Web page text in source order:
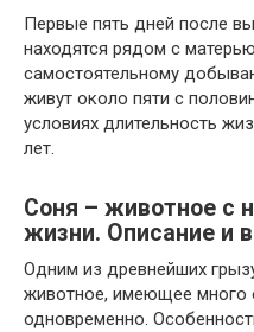
Первые пять дней после
находятся рядом с
самостоятельному
живут около пяти с
условиях длительность
лет.
Соня – животное с
жизни. Описание и
Одним из древнейших
животное, имеющее
одновременно.